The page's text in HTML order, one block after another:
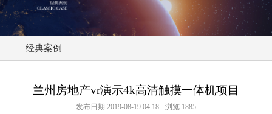
经典案例
兰州房地产vr演示4k高清触摸一体机项目
发布日期:2019-08-19 04:18 浏览:1885